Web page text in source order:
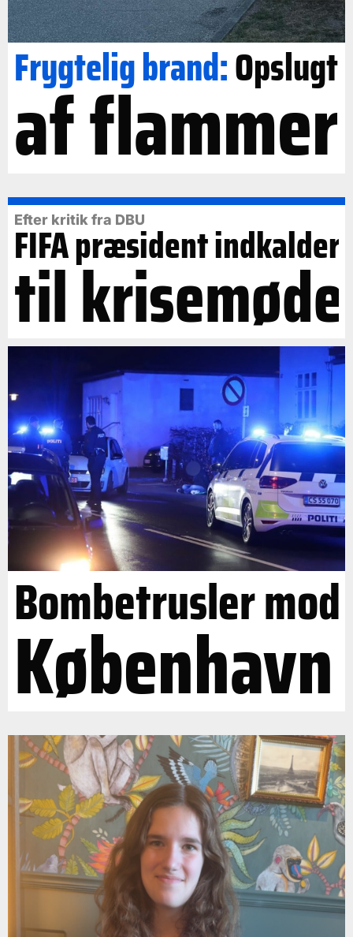
Frygtelig brand:Opslugt
af flammer
Efter kritik fra DBU
FIFA præsident indkalder
til krisemøde
Bombetrusler mod
København